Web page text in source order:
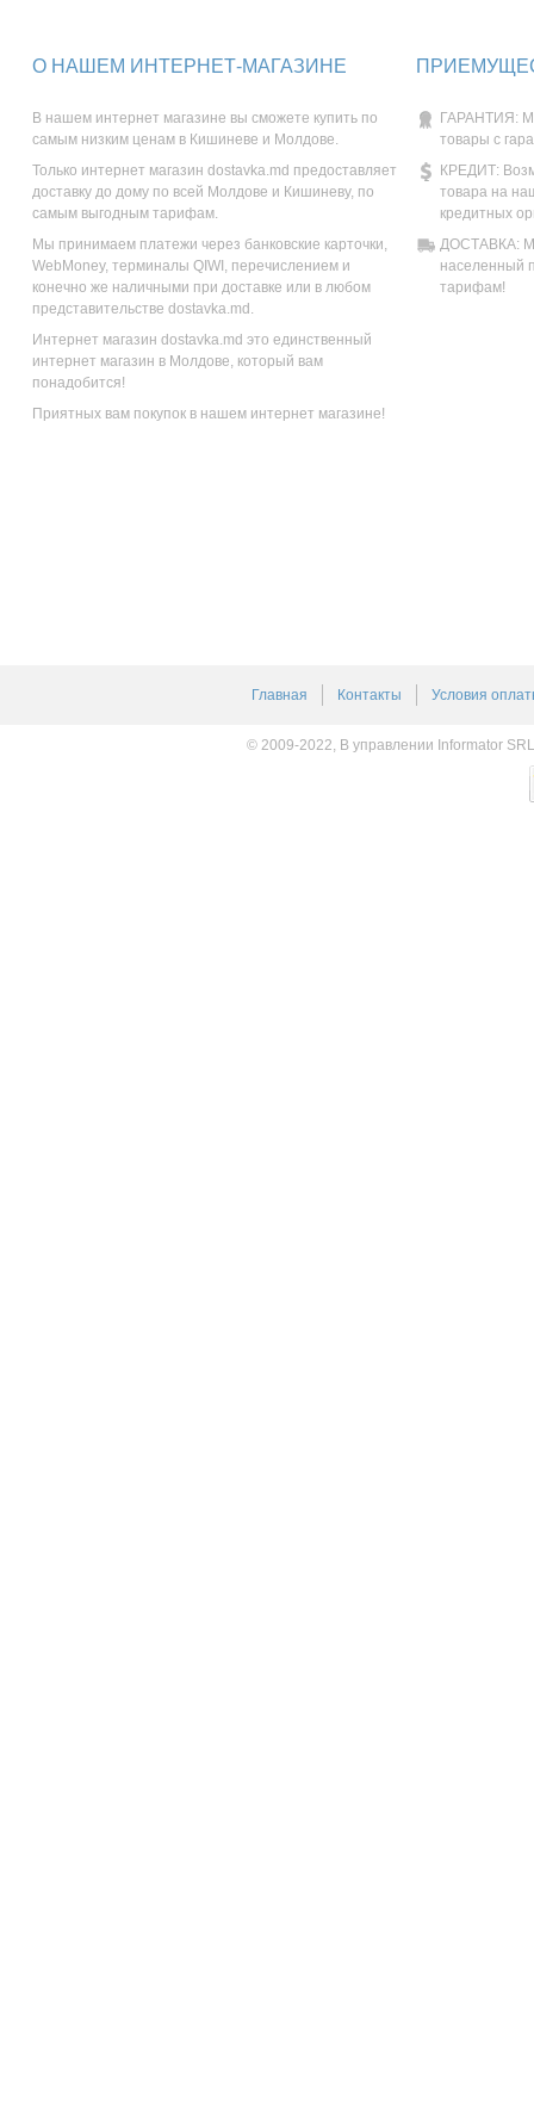
О НАШЕМ ИНТЕРНЕТ-МАГАЗИНЕ
В нашем интернет магазине вы сможете купить по
самым низким ценам в Кишиневе и Молдове.
Только интернет магазин dostavka.md предоставляет
доставку до дому по всей Молдове и Кишиневу, по
самым выгодным тарифам.
Мы принимаем платежи через банковские карточки,
WebMoney, терминалы QIWI, перечислением и
конечно же наличными при доставке или в любом
представительстве dostavka.md.
Интернет магазин dostavka.md это единственный
интернет магазин в Молдове, который вам
понадобится!
Приятных вам покупок в нашем интернет магазине!
ГАРАНТИЯ:
товары с
КРЕДИТ:
товара на
кредитных
ДОСТАВКА:
населенный
тарифам!
Главная Контакты Условия
© 2009-2022, В управлении Informator SRL